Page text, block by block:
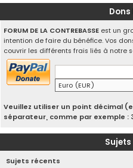
Dons
FORUM DE LA CONTREBASSE est un
intention de faire du bénéfice. Vos
couvrir les différents frais liés à notre
Veuillez utiliser un point décimal
séparateur, comme par exemple :
Sujets récents